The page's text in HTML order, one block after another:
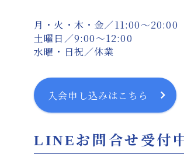
月・火・木・金／11:00〜20:00
土曜日／9:00〜12:00
水曜・日祝／休業
入会申し込みはこちら
LINEお問合せ受付